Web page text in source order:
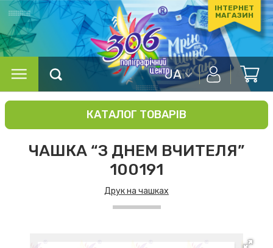
ІНТЕРНЕТ
МАГАЗИН
UA
КАТАЛОГ ТОВАРІВ
ЧАШКА “З ДНЕМ ВЧИТЕЛЯ”
100191
Друк на чашках